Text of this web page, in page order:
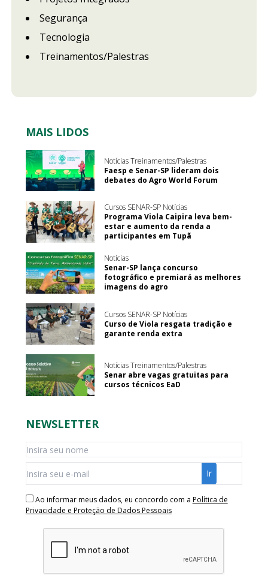
Segurança
Tecnologia
Treinamentos/Palestras
MAIS LIDOS
Notícias Treinamentos/Palestras
Faesp e Senar-SP lideram dois
debates do Agro World Forum
Cursos SENAR-SP Notícias
Programa Viola Caipira leva bem-
estar e aumento da renda a
participantes em Tupã
Notícias
Senar-SP lança concurso
fotográfico e premiará as melhores
imagens do agro
Cursos SENAR-SP Notícias
Curso de Viola resgata tradição e
garante renda extra
Notícias Treinamentos/Palestras
Senar abre vagas gratuitas para
cursos técnicos EaD
NEWSLETTER
Ao informar meus dados, eu concordo com a Política de
Privacidade e Proteção de Dados Pessoais